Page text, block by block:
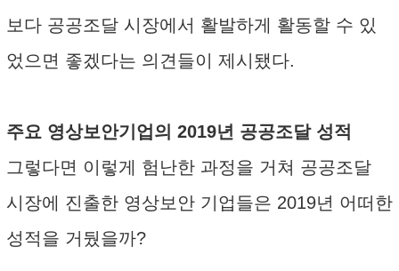
보다 공공조달 시장에서 활발하게 활동할 수 있
었으면 좋겠다는 의견들이 제시됐다.
주요 영상보안기업의 2019년 공공조달 성적
그렇다면 이렇게 험난한 과정을 거쳐 공공조달
시장에 진출한 영상보안 기업들은 2019년 어떠한
성적을 거뒀을까?